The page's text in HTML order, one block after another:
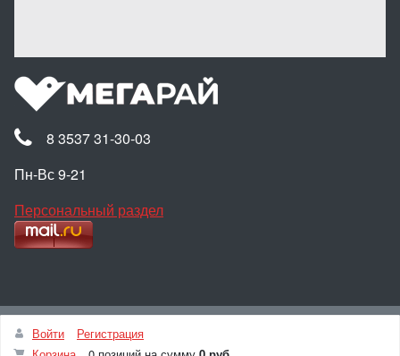
8 3537 31-30-03
Пн-Вс 9-21
Персональный раздел
© Интернет-магазин МЕГАРАЙ, 2025
Войти
Регистрация